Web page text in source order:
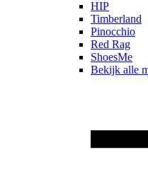
HIP
Timberland
Pinocchio
Red Rag
ShoesMe
Bekijk alle